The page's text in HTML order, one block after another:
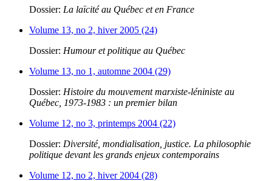
Dossier: La laïcité au Québec et en France
Volume 13, no 2, hiver 2005 (24)
Dossier: Humour et politique au Québec
Volume 13, no 1, automne 2004 (29)
Dossier: Histoire du mouvement marxiste-léniniste au
Québec, 1973-1983 : un premier bilan
Volume 12, no 3, printemps 2004 (22)
Dossier: Diversité, mondialisation, justice. La philosophie
politique devant les grands enjeux contemporains
Volume 12, no 2, hiver 2004 (28)